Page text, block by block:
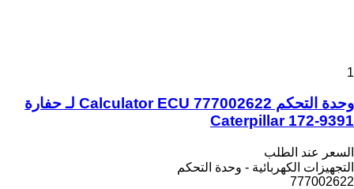
1
وحدة التحكم Calculator ECU 777002622 لـ حفارة
Caterpillar 172-9391
السعر عند الطلب
التجهيزات الكهربائية - وحدة التحكم
777002622